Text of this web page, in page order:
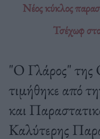
Νέος κύκλος
Τσέχωφ
"Ο Γλάρος"
τιμήθηκε από
και
Καλύτερης